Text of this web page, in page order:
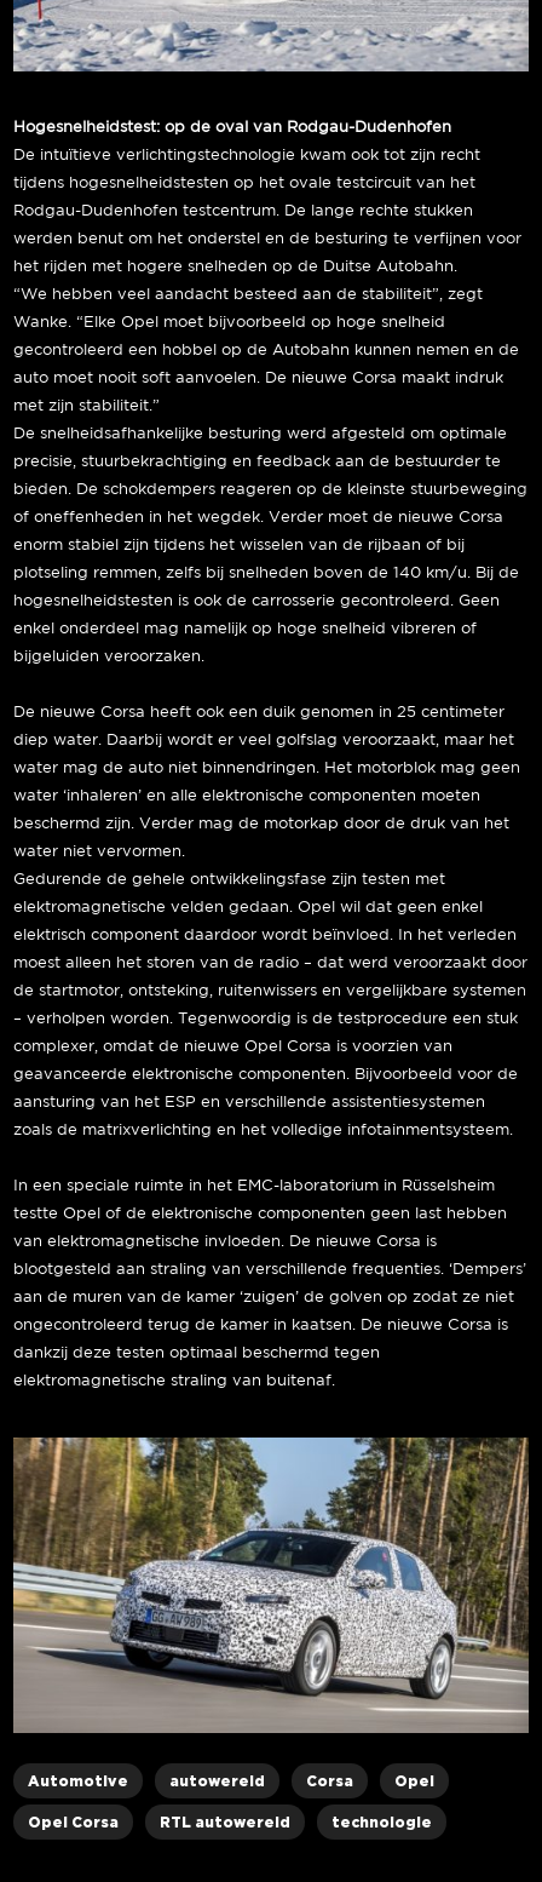
Hogesnelheidstest: op de oval van Rodgau-Dudenhofen
De intuïtieve verlichtingstechnologie kwam ook tot zijn recht
tijdens hogesnelheidstesten op het ovale testcircuit van het
Rodgau-Dudenhofen testcentrum. De lange rechte stukken
werden benut om het onderstel en de besturing te verfijnen voor
het rijden met hogere snelheden op de Duitse Autobahn.
“We hebben veel aandacht besteed aan de stabiliteit”, zegt
Wanke. “Elke Opel moet bijvoorbeeld op hoge snelheid
gecontroleerd een hobbel op de Autobahn kunnen nemen en de
auto moet nooit soft aanvoelen. De nieuwe Corsa maakt indruk
met zijn stabiliteit.”
De snelheidsafhankelijke besturing werd afgesteld om optimale
precisie, stuurbekrachtiging en feedback aan de bestuurder te
bieden. De schokdempers reageren op de kleinste stuurbeweging
of oneffenheden in het wegdek. Verder moet de nieuwe Corsa
enorm stabiel zijn tijdens het wisselen van de rijbaan of bij
plotseling remmen, zelfs bij snelheden boven de 140 km/u. Bij de
hogesnelheidstesten is ook de carrosserie gecontroleerd. Geen
enkel onderdeel mag namelijk op hoge snelheid vibreren of
bijgeluiden veroorzaken.
De nieuwe Corsa heeft ook een duik genomen in 25 centimeter
diep water. Daarbij wordt er veel golfslag veroorzaakt, maar het
water mag de auto niet binnendringen. Het motorblok mag geen
water ‘inhaleren’ en alle elektronische componenten moeten
beschermd zijn. Verder mag de motorkap door de druk van het
water niet vervormen.
Gedurende de gehele ontwikkelingsfase zijn testen met
elektromagnetische velden gedaan. Opel wil dat geen enkel
elektrisch component daardoor wordt beïnvloed. In het verleden
moest alleen het storen van de radio – dat werd veroorzaakt door
de startmotor, ontsteking, ruitenwissers en vergelijkbare systemen
– verholpen worden. Tegenwoordig is de testprocedure een stuk
complexer, omdat de nieuwe Opel Corsa is voorzien van
geavanceerde elektronische componenten. Bijvoorbeeld voor de
aansturing van het ESP en verschillende assistentiesystemen
zoals de matrixverlichting en het volledige infotainmentsysteem.
In een speciale ruimte in het EMC-laboratorium in Rüsselsheim
testte Opel of de elektronische componenten geen last hebben
van elektromagnetische invloeden. De nieuwe Corsa is
blootgesteld aan straling van verschillende frequenties. ‘Dempers’
aan de muren van de kamer ‘zuigen’ de golven op zodat ze niet
ongecontroleerd terug de kamer in kaatsen. De nieuwe Corsa is
dankzij deze testen optimaal beschermd tegen
elektromagnetische straling van buitenaf.
Automotive autowereld Corsa Opel
Opel Corsa RTL autowereld technologie